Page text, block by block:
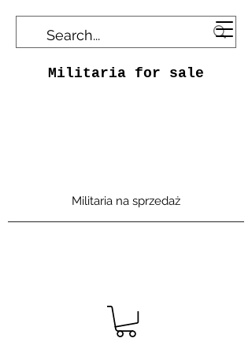
Militaria for sale
Militaria na sprzedaż